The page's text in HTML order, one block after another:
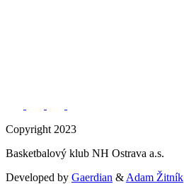
Copyright 2023
Basketbalový klub NH Ostrava a.s.
Developed by Gaerdian & Adam Žitník